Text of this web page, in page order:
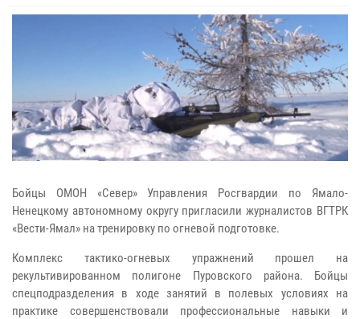
Бойцы ОМОН «Север» Управления Росгвардии по Ямало-
Ненецкому автономному округу пригласили журналистов ВГТРК
«Вести-Ямал» на тренировку по огневой подготовке.
Комплекс тактико-огневых упражнений прошел на
рекультивированном полигоне Пуровского района. Бойцы
спецподразделения в ходе занятий в полевых условиях на
практике совершенствовали профессиональные навыки и